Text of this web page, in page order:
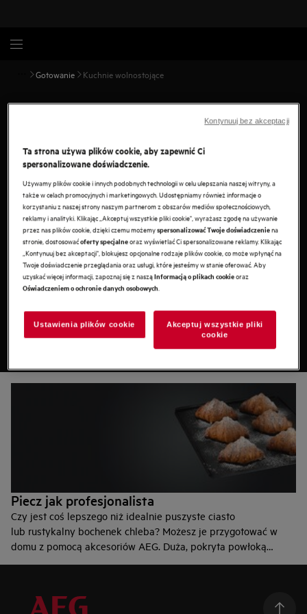
Gotowanie Kuchnie wolnostojące
Z piekarnikiem z funkcją termoobiegu, zapewniające
równomierne pieczenie lub z płytą indukcyjną, która zapewnia
najwyższą precyzję regulacji temperatury.
Kuchnia elektryczna
Piecz jak profesjonalista
Czy jest coś lepszego niż idealnie puszyste ciasto
lub rustykalny bochenek chleba? Możesz je przygotować w
domu z pomocą akcesoriów AEG. Duża, pokryta powłoką
wszystkiego, co pieczesz!
Ta strona używa plików cookie, aby zapewnić Ci
spersonalizowane doświadczenie.
Używamy plików cookie i innych podobnych technologii w celu ulepszania naszej witryny, a
także w celach promocyjnych i marketingowych. Udostępniamy również informacje o
korzystaniu z naszej strony naszym partnerom z obszarów mediów społecznościowych,
reklamy i analityki. Klikając „Akceptuj wszystkie pliki cookie", wyrażasz zgodę na używanie
przez nas plików cookie, dzięki czemu możemyspersonalizować Twoje doświadczeniena
stronie, dostosowaćoferty specjalneoraz wyświetlać Ci spersonalizowane reklamy. Klikając
„Kontynuuj bez akceptacji", blokujesz opcjonalne rodzaje plików cookie, co może wpłynąć na
Twoje doświadczenie przeglądania oraz usługi, które jesteśmy w stanie oferować. Aby
uzyskać więcej informacji, zapoznaj się z nasząInformacją o plikach cookieoraz
Oświadczeniem o ochronie danych osobowych.
Ustawienia plików cookie
Akceptuj wszystkie pliki
cookie
Kontynuuj bez akceptacji